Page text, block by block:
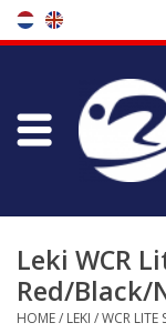
Winkel
Bootfitting
Onderhoud
Leki WCR
Red/Black/
HOME/ LEKI /WCR LITE